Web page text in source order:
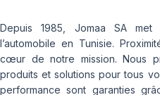
Depuis 1985, Jomaa SA
l’automobile en Tunisie.
cœur de notre mission. Nous
produits et solutions pour tous
performance sont garanties